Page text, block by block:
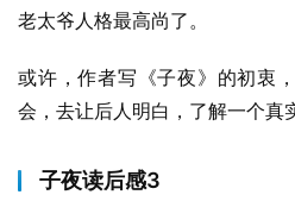
老太爷人格最高尚了。
或许，作者写《子夜》的初衷
会，去让后人明白，了解一个真
子夜读后感3